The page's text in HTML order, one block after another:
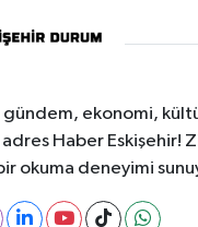
ekonomi,
Haber
okuma deneyimi